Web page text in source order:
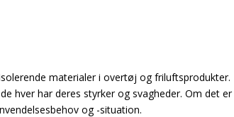
materialer i overtøj og friluftsprodukter.
hver har deres styrker og svagheder. Om det er
og -situation.